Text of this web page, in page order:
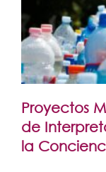
Proyectos
de
la